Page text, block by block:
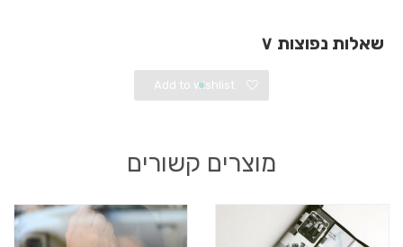
שאלות נפוצות ∨
Add to wishlist
מוצרים קשורים